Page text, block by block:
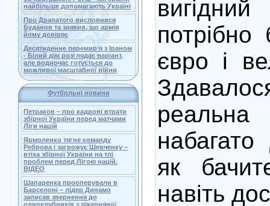
найбільше допомагають Україні
Про Драпатого висловився
Буданов та заявив, що армія
йому довіряє
Десятиденне перемирʼя з Іраном
- Білий дім розглядає варіант,
але водночас готується до
можливої масштабної війни
Футбольні новини
Петраков – про кадрові втрати
збірної України перед матчами
Ліги націй
Ярмоленко тягне команду
Реброва і загрожує Шевченку –
втіха збірної України на тлі
проблем перед Лігою націй.
ВІДЕО
Шапаренка прооперували в
Барселоні – лідер Динамо
записав звернення до
одноклубників з лікарняної
євро і
реальна
як
навіть